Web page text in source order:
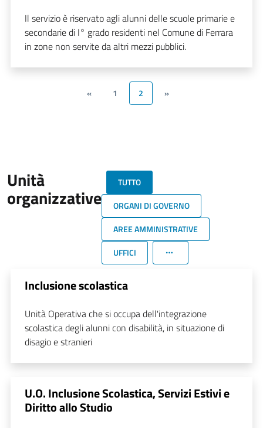
Il servizio è riservato agli alunni delle scuole primarie e
secondarie di I° grado residenti nel Comune di Ferrara
in zone non servite da altri mezzi pubblici.
« 1 2 »
Unità
organizzative
TUTTO
ORGANI DI GOVERNO
AREE AMMINISTRATIVE
UFFICI
Inclusione scolastica
Unità Operativa che si occupa dell'integrazione
scolastica degli alunni con disabilità, in situazione di
disagio e stranieri
U.O. Inclusione Scolastica, Servizi Estivi e
Diritto allo Studio